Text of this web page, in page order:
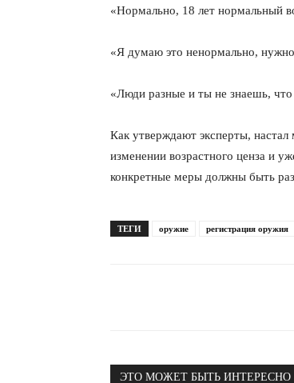
«Нормально, 18 лет нормальный
«Я думаю это ненормально,
«Люди разные и ты не знаешь,
Как утверждают эксперты,
изменении возрастного ценза и
конкретные меры должны быть
ТЕГИ оружие регистрация оружия
ЭТО МОЖЕТ БЫТЬ ИНТЕРЕСНО